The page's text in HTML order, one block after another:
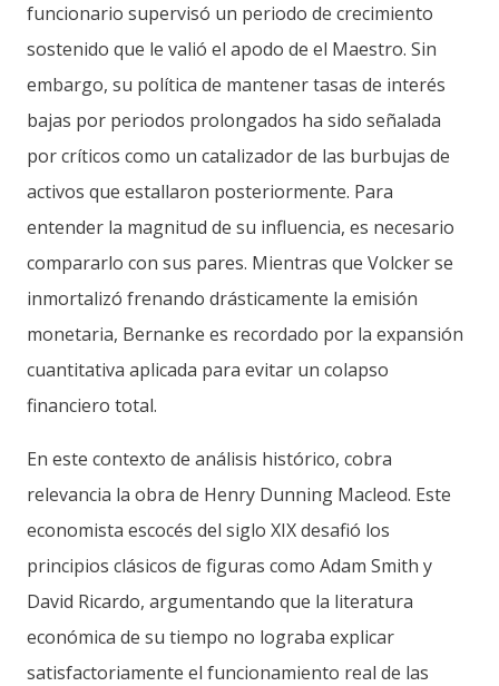
funcionario supervisó un periodo de crecimiento
sostenido que le valió el apodo de el Maestro. Sin
embargo, su política de mantener tasas de interés
bajas por periodos prolongados ha sido señalada
por críticos como un catalizador de las burbujas de
activos que estallaron posteriormente. Para
entender la magnitud de su influencia, es necesario
compararlo con sus pares. Mientras que Volcker se
inmortalizó frenando drásticamente la emisión
monetaria, Bernanke es recordado por la expansión
cuantitativa aplicada para evitar un colapso
financiero total.
En este contexto de análisis histórico, cobra
relevancia la obra de Henry Dunning Macleod. Este
economista escocés del siglo XIX desafió los
principios clásicos de figuras como Adam Smith y
David Ricardo, argumentando que la literatura
económica de su tiempo no lograba explicar
satisfactoriamente el funcionamiento real de las